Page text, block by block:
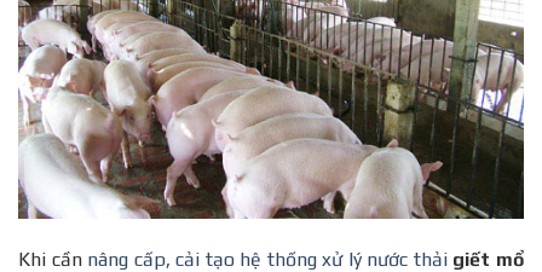
Khi cần nâng cấp, cải tạo hệ thống xử lý nước thải giết mổ